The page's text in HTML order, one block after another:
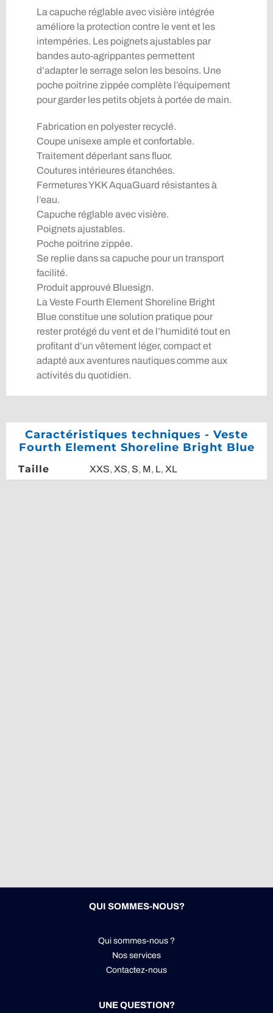
La capuche réglable avec visière intégrée
améliore la protection contre le vent et les
intempéries. Les poignets ajustables par
bandes auto-agrippantes permettent
d’adapter le serrage selon les besoins. Une
poche poitrine zippée complète l’équipement
pour garder les petits objets à portée de main.
Fabrication en polyester recyclé.
Coupe unisexe ample et confortable.
Traitement déperlant sans fluor.
Coutures intérieures étanchées.
Fermetures YKK AquaGuard résistantes à
l’eau.
Capuche réglable avec visière.
Poignets ajustables.
Poche poitrine zippée.
Se replie dans sa capuche pour un transport
facilité.
Produit approuvé Bluesign.
La Veste Fourth Element Shoreline Bright
Blue constitue une solution pratique pour
rester protégé du vent et de l’humidité tout en
profitant d’un vêtement léger, compact et
adapté aux aventures nautiques comme aux
activités du quotidien.
Caractéristiques techniques - Veste
Fourth Element Shoreline Bright Blue
Taille XXS, XS, S, M, L, XL
QUI SOMMES-NOUS?
Qui sommes-nous ?
Nos services
Contactez-nous
UNE QUESTION?